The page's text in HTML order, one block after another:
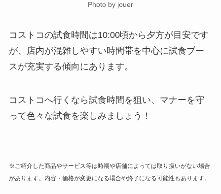
Photo by jouer
コストコの試食時間は10:00頃から夕方が目安です
が、店内が混雑しやすい時間帯を中心に試食ブー
スが充実する傾向にあります。
コストコへ行くなら試食時間を狙い、マナーを守
って色々な試食を楽しみましょう！
※ご紹介した商品やサービス等は時期や店舗によっては取り扱いがない場合
があります。内容・価格が変更になる場合や終了になる可能性もあります。